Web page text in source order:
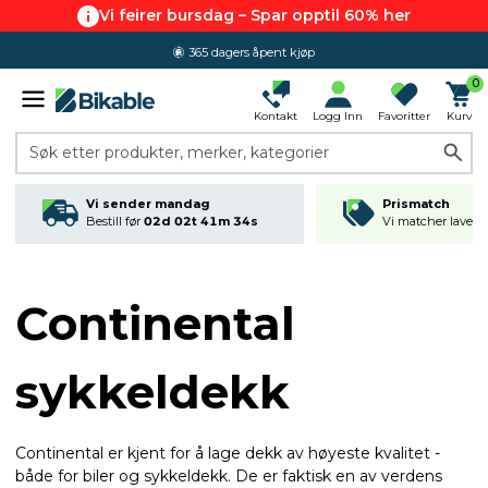
Vi feirer bursdag – Spar opptil 60% her
365 dagers åpent kjøp
Kontakt Logg Inn Favoritter
0
Kurv
Søk etter produkter, merker, kategorier
Vi sender mandag
Bestill før 02d 02t 41m 33s
Prismatch
Vi matcher
Continental
sykkeldekk
Continental er kjent for å lage dekk av høyeste kvalitet -
både for biler og sykkeldekk. De er faktisk en av verdens